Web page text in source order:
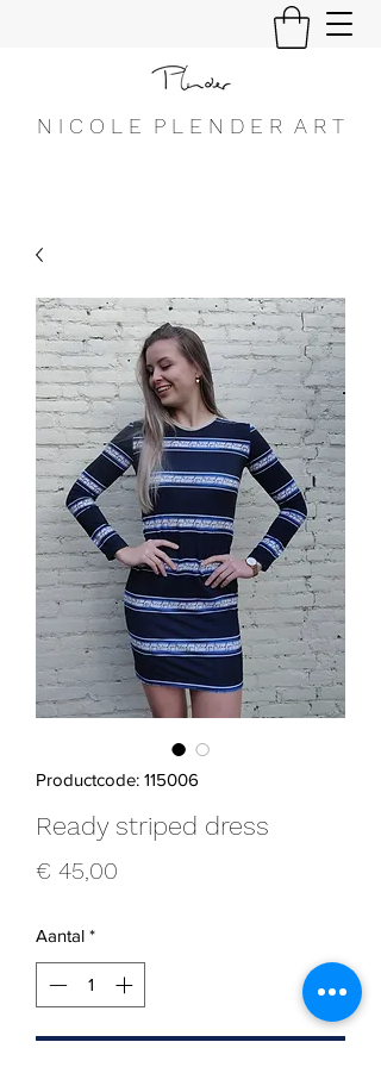
N I C O L E P L E N D E R A R T
Productcode: 115006
Ready striped dress
€ 45,00
Aantal *